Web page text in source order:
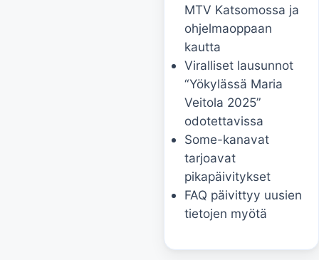
MTV Katsomossa ja
ohjelmaoppaan
kautta
Viralliset lausunnot
“Yökylässä Maria
Veitola 2025”
odotettavissa
Some-kanavat
tarjoavat
pikapäivitykset
FAQ päivittyy uusien
tietojen myötä